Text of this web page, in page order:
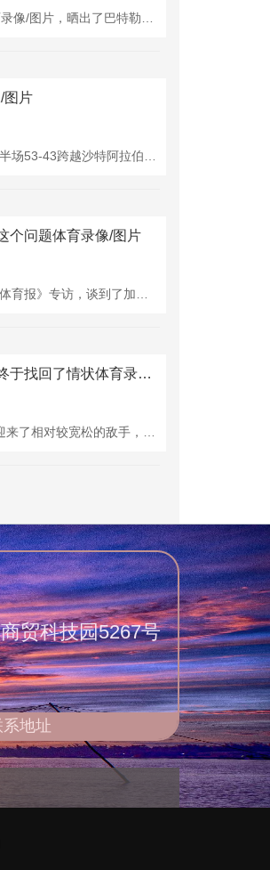
图片
个问题体育录像/图片
之前发达低迷的程帅澎在终末一节终于找回了情状体育录像/图片
贸科技园5267号
系地址